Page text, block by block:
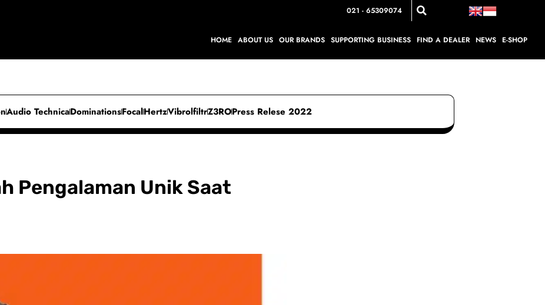
021 - 65309074
HOME ABOUT US OUR BRANDS SUPPORTING BUSINESS FIND A DEALER NEWS E-SHOP
Audio TechnicaDominationsFocalHertzVibrolfiltrZ3ROPress Relese 2022
Pengalaman Unik Saat